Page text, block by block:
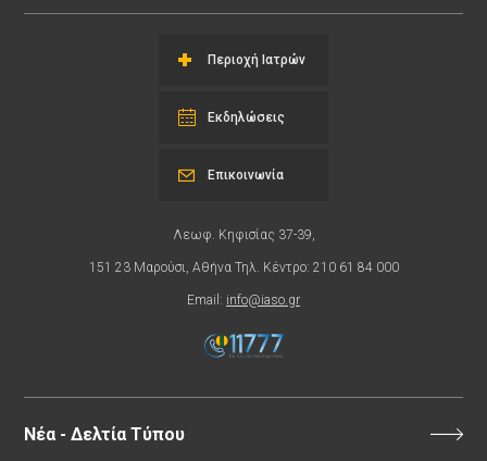
Περιοχή Ιατρών
Εκδηλώσεις
Λεωφ. Κηφισίας 37-39,
151 23 Μαρούσι, Αθήνα Τηλ. Κέντρο: 210 61 84 000
Email: info@iaso.gr
Επικοινωνία
Νέα - Δελτία Τύπου